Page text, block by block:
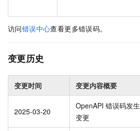
访问错误中心查看更多错误码。
变更历史
变更时间 变更内容概要
2025-03-20
OpenAPI 错误码发生
变更